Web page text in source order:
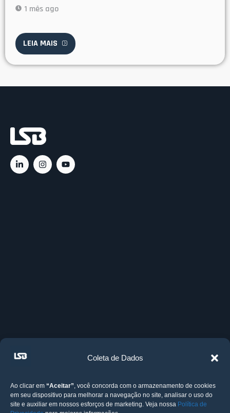
Coleta de Dados
Ao clicar em “Aceitar” , você concorda com o armazenamento de cookies
em seu dispositivo para melhorar a navegação no site, analisar o uso do
site e auxiliar em nossos esforços de marketing. Veja nossa Política de
1 mês ago
LEIA MAIS